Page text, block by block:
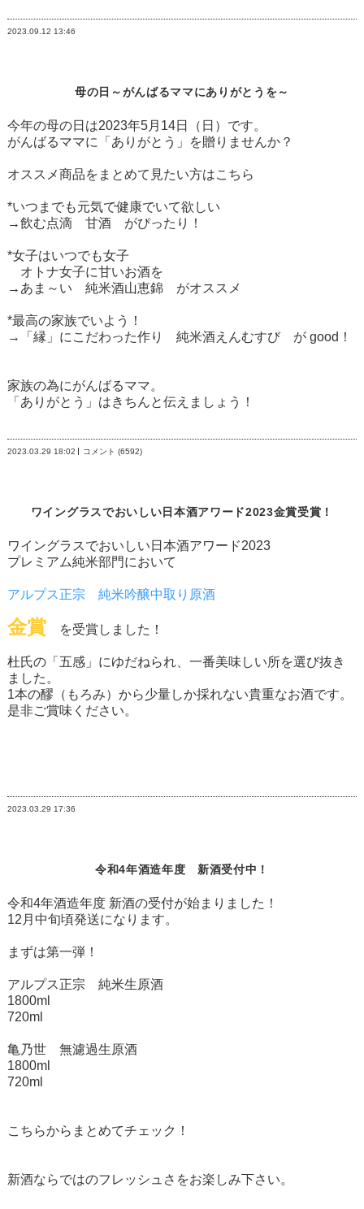
2023.09.12 13:46
母の日～がんばるママにありがとうを～
今年の母の日は2023年5月14日（日）です。
がんばるママに「ありがとう」を贈りませんか？
オススメ商品をまとめて見たい方はこちら
*いつまでも元気で健康でいて欲しい
→飲む点滴 甘酒がぴったり！
*女子はいつでも女子
オトナ女子に甘いお酒を
→あま～い 純米酒山恵錦がオススメ
*最高の家族でいよう！
→「縁」にこだわった作り 純米酒えんむすびが good！
家族の為にがんばるママ。
「ありがとう」はきちんと伝えましょう！
2023.03.29 18:02 コメント (6592)
ワイングラスでおいしい日本酒アワード2023金賞受賞！
ワイングラスでおいしい日本酒アワード2023
プレミアム純米部門において
アルプス正宗 純米吟醸中取り原酒
金賞 を受賞しました！
杜氏の「五感」にゆだねられ、一番美味しい所を選び抜き
ました。
1本の醪（もろみ）から少量しか採れない貴重なお酒です。
是非ご賞味ください。
2023.03.29 17:36
令和4年酒造年度 新酒受付中！
令和4年酒造年度 新酒の受付が始まりました！
12月中旬頃発送になります。
まずは第一弾！
アルプス正宗 純米生原酒
1800ml
720ml
亀乃世 無濾過生原酒
1800ml
720ml
こちらからまとめてチェック！
新酒ならではのフレッシュさをお楽しみ下さい。